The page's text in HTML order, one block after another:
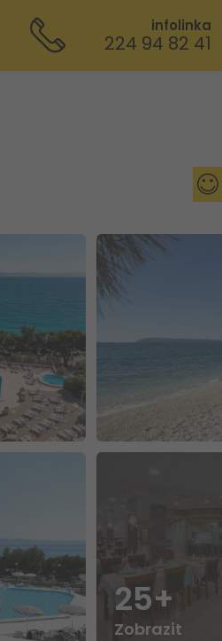
infolinka
224 94 82 41
25+
Zobrazit